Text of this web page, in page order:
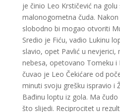
je činio Leo Krstičević na golu
malonogometna čuda.
slobodno bi mogao otvoriti
Sredio je Fiću, vadio Lukinu
slavio, opet Pavlić u nevjerici,
nebesa, opetovano Tomeku i
čuvao je Leo Čekićare od
minuti svoju grešku ispravio i
Bađinu loptu iz gola. Ma
što slijedi. Reciprocitet u